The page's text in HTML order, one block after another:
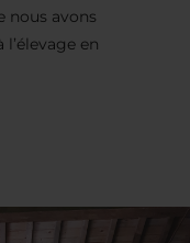
nous avons
en